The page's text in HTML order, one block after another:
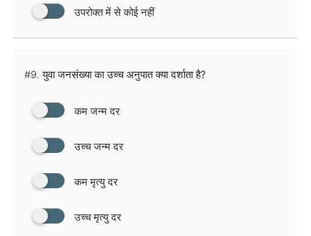
उपरोक्त में से कोई नहीं
#9. युवा जनसंख्या का उच्च अनुपात क्या दर्शाता है?
कम जन्म दर
उच्च जन्म दर
कम मृत्यु दर
उच्च मृत्यु दर